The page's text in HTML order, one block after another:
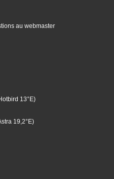
au webmaster
13°E)
19,2°E)